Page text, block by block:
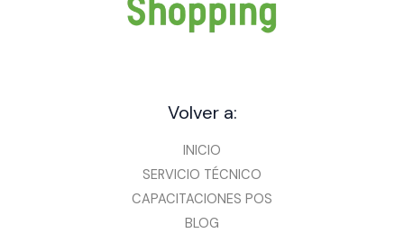
Volver a:
INICIO
SERVICIO TÉCNICO
CAPACITACIONES POS
BLOG